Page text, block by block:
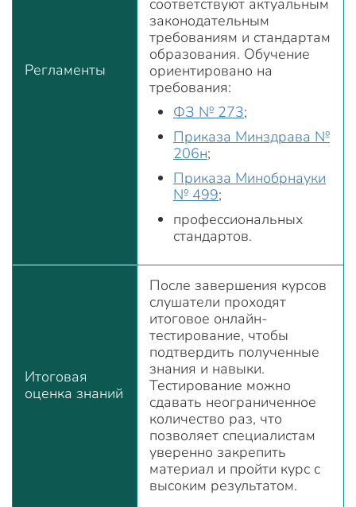
Регламенты
законодательным
требованиям и стандартам
образования. Обучение
ориентировано на
требования:
ФЗ № 273;
Приказа Минздрава №
206н;
Приказа Минобрнауки
№ 499;
профессиональных
стандартов.
Итоговая
оценка знаний
После завершения курсов
слушатели проходят
итоговое онлайн-
тестирование, чтобы
подтвердить полученные
знания и навыки.
Тестирование можно
сдавать неограниченное
количество раз, что
позволяет специалистам
уверенно закрепить
материал и пройти курс с
высоким результатом.